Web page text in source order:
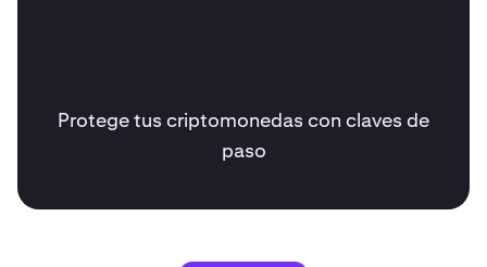
Protege tus criptomonedas con claves de
paso